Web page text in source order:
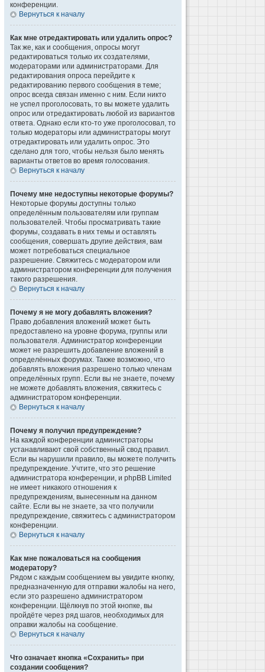
конференции.
Вернуться к началу
Как мне отредактировать или удалить опрос?
Так же, как и сообщения, опросы могут
редактироваться только их создателями,
модераторами или администраторами. Для
редактирования опроса перейдите к
редактированию первого сообщения в теме;
опрос всегда связан именно с ним. Если никто
не успел проголосовать, то вы можете удалить
опрос или отредактировать любой из вариантов
ответа. Однако если кто-то уже проголосовал, то
только модераторы или администраторы могут
отредактировать или удалить опрос. Это
сделано для того, чтобы нельзя было менять
варианты ответов во время голосования.
Вернуться к началу
Почему мне недоступны некоторые форумы?
Некоторые форумы доступны только
определённым пользователям или группам
пользователей. Чтобы просматривать такие
форумы, создавать в них темы и оставлять
сообщения, совершать другие действия, вам
может потребоваться специальное
разрешение. Свяжитесь с модератором или
администратором конференции для получения
такого разрешения.
Вернуться к началу
Почему я не могу добавлять вложения?
Право добавления вложений может быть
предоставлено на уровне форума, группы или
пользователя. Администратор конференции
может не разрешить добавление вложений в
определённых форумах. Также возможно, что
добавлять вложения разрешено только членам
определённых групп. Если вы не знаете, почему
не можете добавлять вложения, свяжитесь с
администратором конференции.
Вернуться к началу
Почему я получил предупреждение?
На каждой конференции администраторы
устанавливают свой собственный свод правил.
Если вы нарушили правило, вы можете получить
предупреждение. Учтите, что это решение
администратора конференции, и phpBB Limited
не имеет никакого отношения к
предупреждениям, вынесенным на данном
сайте. Если вы не знаете, за что получили
предупреждение, свяжитесь с администратором
конференции.
Вернуться к началу
Как мне пожаловаться на сообщения
модератору?
Рядом с каждым сообщением вы увидите кнопку,
предназначенную для отправки жалобы на него,
если это разрешено администратором
конференции. Щёлкнув по этой кнопке, вы
пройдёте через ряд шагов, необходимых для
оправки жалобы на сообщение.
Вернуться к началу
Что означает кнопка «Сохранить» при
создании сообщения?